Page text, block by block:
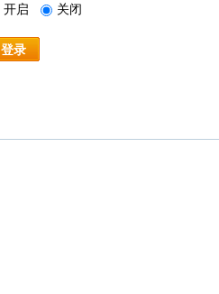
开启 关闭
登录